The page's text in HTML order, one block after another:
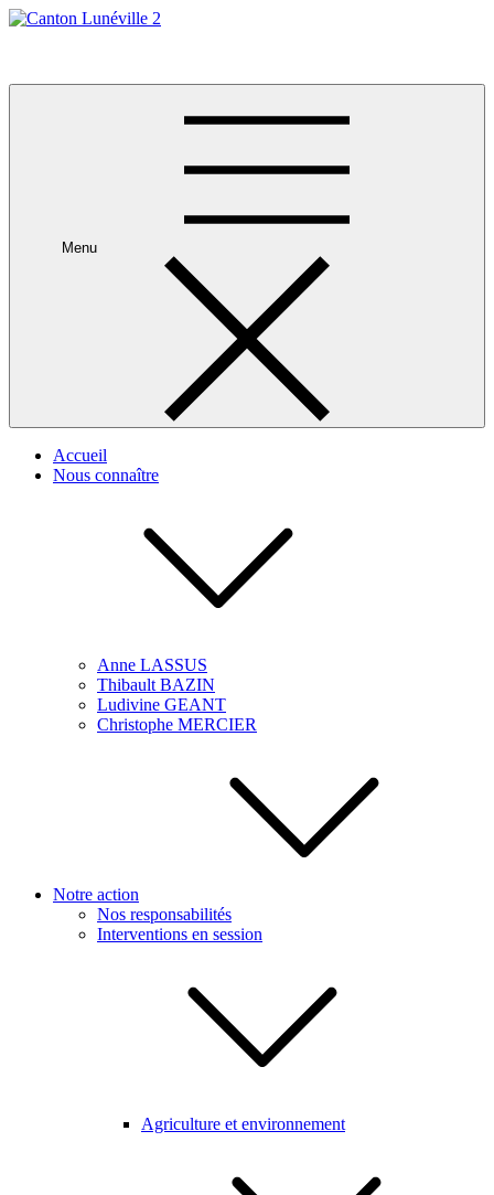
Skip
Menu
Accueil
Nous connaître
Anne LASSUS
Thibault BAZIN
Ludivine GEANT
Christophe MERCIER
Notre action
Nos responsabilités
Interventions en session
Agriculture et environnement